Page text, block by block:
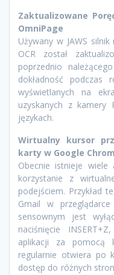
Zaktualizowane
OmniPage
Używany w JAWS
OCR został
poprzednio
dokładność podczas
wyświetlanych na
uzyskanych z kamery
językach.
Wirtualny kursor
karty w Google
Obecnie istnieje wiele
korzystanie z
podejściem. Przykład
Gmail w
sensownym jest
naciśnięcie
aplikacji za pomocą
regularnie otwiera po
dostęp do różnych